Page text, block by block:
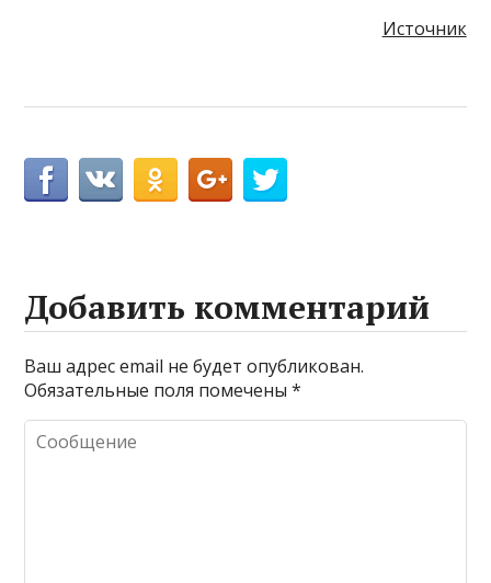
Источник
Добавить комментарий
Ваш адрес email не будет опубликован.
Обязательные поля помечены*